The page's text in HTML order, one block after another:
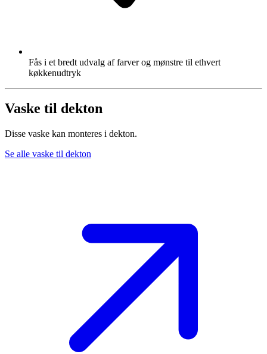
Fås i et bredt udvalg af farver og mønstre til ethvert
køkkenudtryk
Vaske til dekton
Disse vaske kan monteres i dekton.
Se alle vaske til dekton